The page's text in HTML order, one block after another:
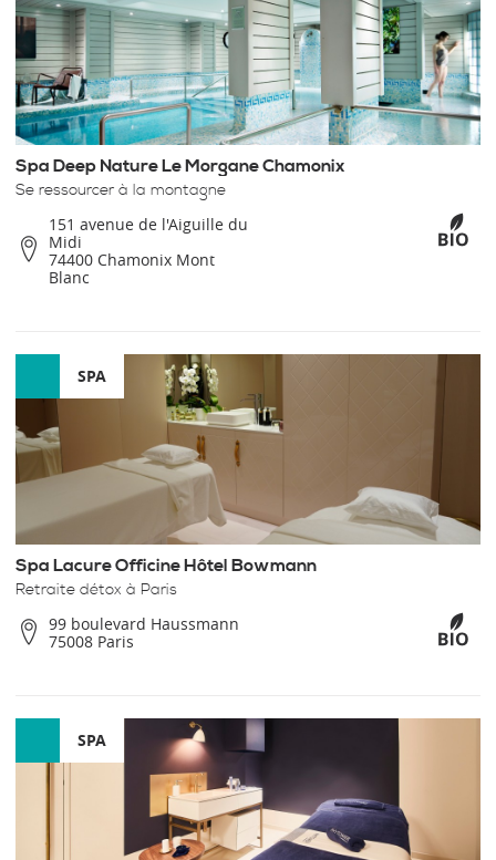
Spa Deep Nature Le Morgane Chamonix
Se ressourcer à la montagne
151 avenue de l'Aiguille du
Midi
74400 Chamonix Mont
Blanc
SPA
Spa Lacure Officine Hôtel Bowmann
Retraite détox à Paris
99 boulevard Haussmann
75008 Paris
SPA